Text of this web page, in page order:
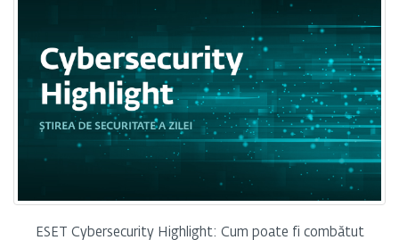
ESET Cybersecurity Highlight: Cum poate fi combătut